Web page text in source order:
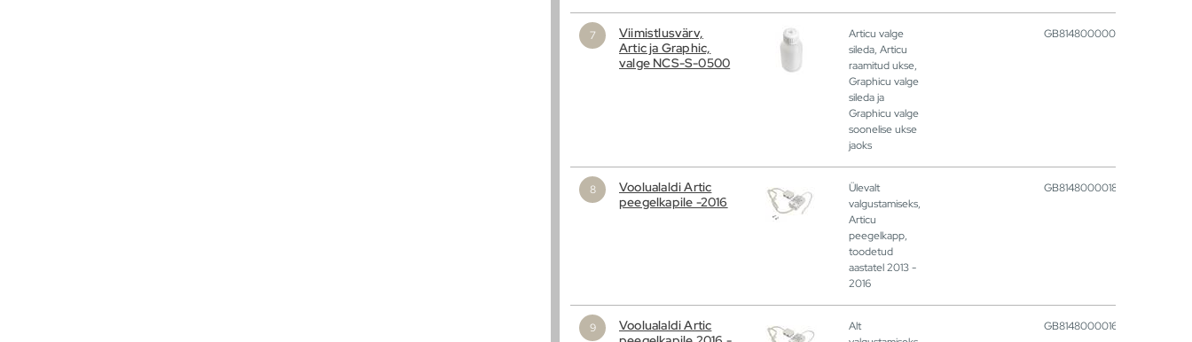
Viimistlusvärv,
Artic ja Graphic,
valge NCS-S-0500
Articu valge
sileda, Articu
raamitud ukse,
Graphicu valge
sileda ja
Graphicu valge
soonelise ukse
jaoks
GB8148000003
Voolualaldi Artic
peegelkapile -2016
Ülevalt
valgustamiseks,
Articu
peegelkapp,
toodetud
aastatel 2013 -
2016
GB8148000018
Voolualaldi Artic
Alt
GB8148000016